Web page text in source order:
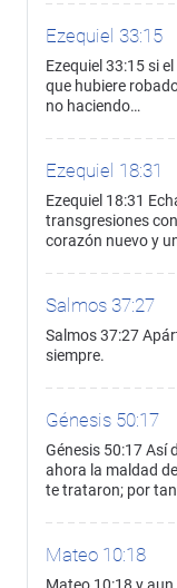
Ezequiel 33:15
Ezequiel 33:15 si
que hubiere
no haciendo…
Ezequiel 18:31
Ezequiel 18:31
transgresiones
corazón nuevo y
Salmos 37:27
Salmos 37:27
siempre.
Génesis 50:17
Génesis 50:17 Así
ahora la maldad
te trataron; por
Mateo 10:18